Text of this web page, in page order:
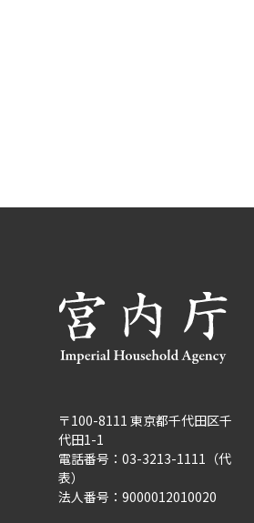
〒100-8111 東京都千代田区千
代田1-1
電話番号：03-3213-1111（代
表）
法人番号：9000012010020